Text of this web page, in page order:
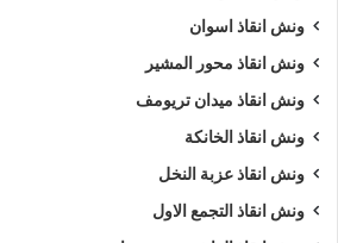
منافس لنا او في اي مكان اخر :
سرعة وصول
الخدمة.
اقل
خدمة
إنقاذ سيارات
الجمهورية.
ونش انقاذ اسوان
ونش انقاذ محور المشير
ونش انقاذ ميدان تريومف
ونش انقاذ الخانكة
ونش انقاذ عزبة النخل
ونش انقاذ التجمع الاول